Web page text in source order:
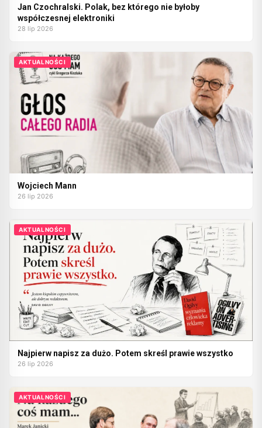
Jan Czochralski. Polak, bez którego nie byłoby
współczesnej elektroniki
28 lip 2026
AKTUALNOŚCI
Wojciech Mann
26 lip 2026
AKTUALNOŚCI
Najpierw napisz za dużo. Potem skreśl prawie wszystko
26 lip 2026
AKTUALNOŚCI